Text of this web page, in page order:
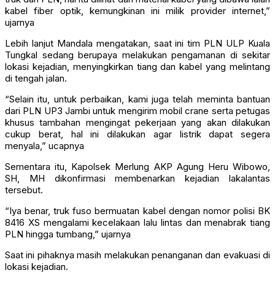
kabel fiber optik, kemungkinan ini milik provider internet,”
ujarnya
Lebih lanjut Mandala mengatakan, saat ini tim PLN ULP Kuala
Tungkal sedang berupaya melakukan pengamanan di sekitar
lokasi kejadian, menyingkirkan tiang dan kabel yang melintang
di tengah jalan.
“Selain itu, untuk perbaikan, kami juga telah meminta bantuan
dari PLN UP3 Jambi untuk mengirim mobil crane serta petugas
khusus tambahan mengingat pekerjaan yang akan dilakukan
cukup berat, hal ini dilakukan agar listrik dapat segera
menyala,” ucapnya
Sementara itu, Kapolsek Merlung AKP Agung Heru Wibowo,
SH, MH dikonfirmasi membenarkan kejadian lakalantas
tersebut.
“Iya benar, truk fuso bermuatan kabel dengan nomor polisi BK
8416 XS mengalami kecelakaan lalu lintas dan menabrak tiang
PLN hingga tumbang,” ujarnya
Saat ini pihaknya masih melakukan penanganan dan evakuasi di
lokasi kejadian.